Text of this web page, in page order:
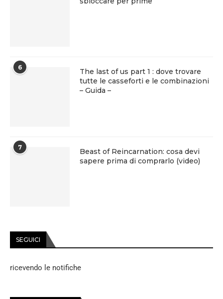
6
The last of us part 1 : dove trovare
tutte le casseforti e le combinazioni
– Guida –
7
Beast of Reincarnation: cosa devi
sapere prima di comprarlo (video)
SEGUICI
ricevendo le notifiche